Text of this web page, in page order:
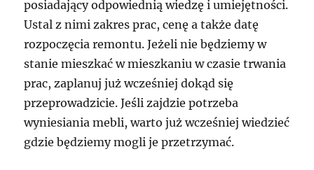
posiadający odpowiednią wiedzę i umiejętności.
Ustal z nimi zakres prac, cenę a także datę
rozpoczęcia remontu. Jeżeli nie będziemy w
stanie mieszkać w mieszkaniu w czasie trwania
prac, zaplanuj już wcześniej dokąd się
przeprowadzicie. Jeśli zajdzie potrzeba
wyniesiania mebli, warto już wcześniej wiedzieć
gdzie będziemy mogli je przetrzymać.